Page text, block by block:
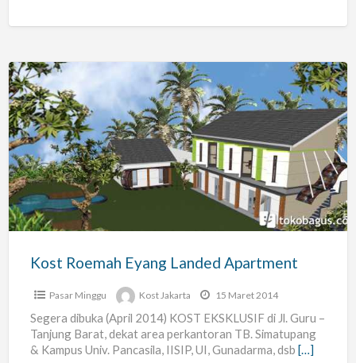
Kost
Roemah
Eyang
Landed
Apartment
Kost Roemah Eyang Landed Apartment
Pasar Minggu Kost Jakarta 15 Maret 2014
Segera dibuka (April 2014) KOST EKSKLUSIF di Jl. Guru –
Tanjung Barat, dekat area perkantoran TB. Simatupang
& Kampus Univ. Pancasila, IISIP, UI, Gunadarma, dsb […]